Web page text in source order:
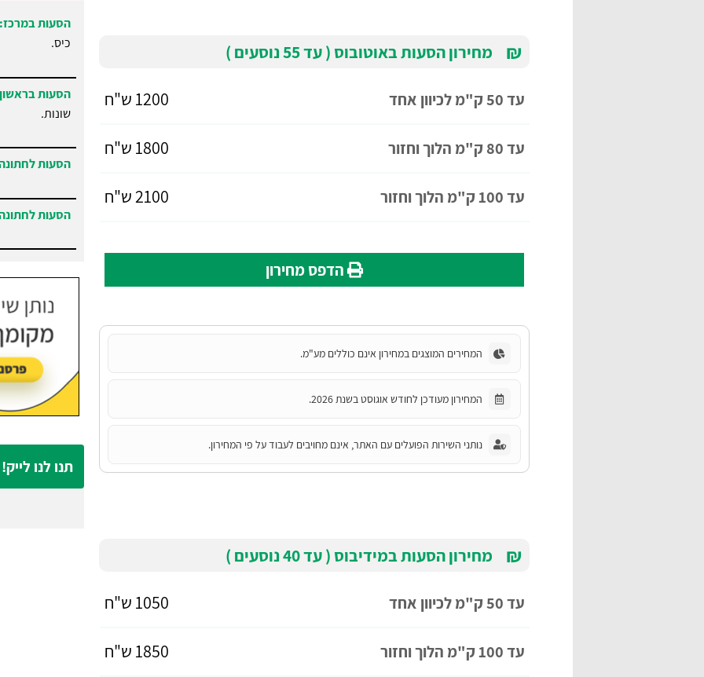
₪ מחירון הסעות באוטובוס ( עד 55 נוסעים )
עד 50 ק"מ לכיוון אחד 1200 ש"ח
עד 80 ק"מ הלוך וחזור 1800 ש"ח
עד 100 ק"מ הלוך וחזור 2100 ש"ח
הדפס מחירון
המחירים המוצגים במחירון אינם כוללים מע"מ.
המחירון מעודכן לחודש אוגוסט בשנת 2026.
נותני השירות הפועלים עם האתר, אינם מחויבים לעבוד על פי המחירון.
₪ מחירון הסעות במידיבוס ( עד 40 נוסעים )
עד 50 ק"מ לכיוון אחד 1050 ש"ח
עד 100 ק"מ הלוך וחזור 1850 ש"ח
הסעות
כיס.
הסעות
שונות.
הסעות
הסעות
תנו לנו לייק!